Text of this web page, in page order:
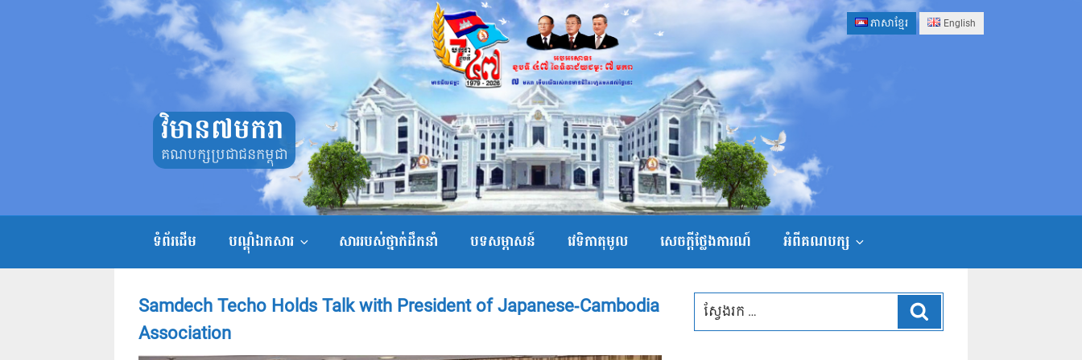
ភាសាខ្មែរ English
វិមាន៧មករា
គណបក្សប្រជាជនកម្ពុជា
ទំព័រដើម បណ្តុំឯកសារ សាររបស់ថ្នាក់ដឹកនាំ បទសម្ភាសន៍ វេទិកាតុមូល សេចក្ដីថ្លែងការណ៍ អំពីគណបក្ស
Samdech Techo Holds Talk with President of Japanese-Cambodia
Association